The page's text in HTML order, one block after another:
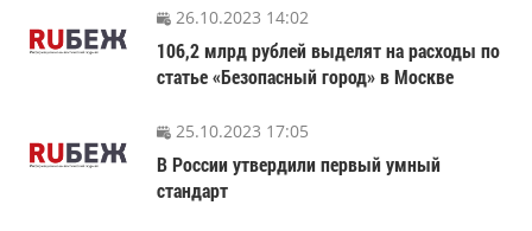
26.10.2023 14:02
106,2 млрд рублей выделят на расходы по
статье «Безопасный город» в Москве
25.10.2023 17:05
В России утвердили первый умный
стандарт